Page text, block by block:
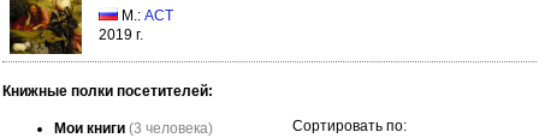
М.: АСТ
2019 г.
Книжные полки посетителей:
Мои книги (3 человека)
Сортировать по: